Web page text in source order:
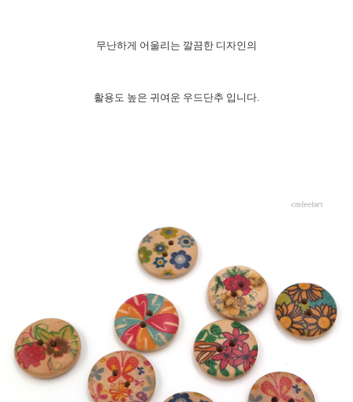
무난하게 어울리는 깔끔한 디자인의
활용도 높은 귀여운 우드단추 입니다.